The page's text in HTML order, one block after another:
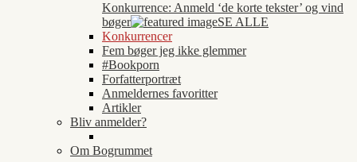
Konkurrence: Anmeld ‘de korte tekster’ og vind
bøger
SE ALLE
Konkurrencer
Fem bøger jeg ikke glemmer
#Bookporn
Forfatterportræt
Anmeldernes favoritter
Artikler
Bliv anmelder?
Om Bogrummet